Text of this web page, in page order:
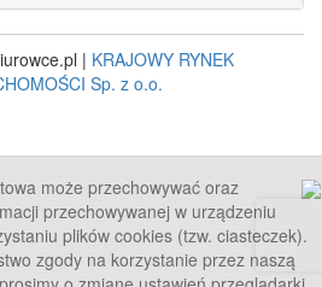
może przechowywać oraz
przechowywanej w urządzeniu
plików cookies (tzw. ciasteczek).
zgody na korzystanie przez naszą
| KRAJOWY RYNEK
Sp. z o.o.